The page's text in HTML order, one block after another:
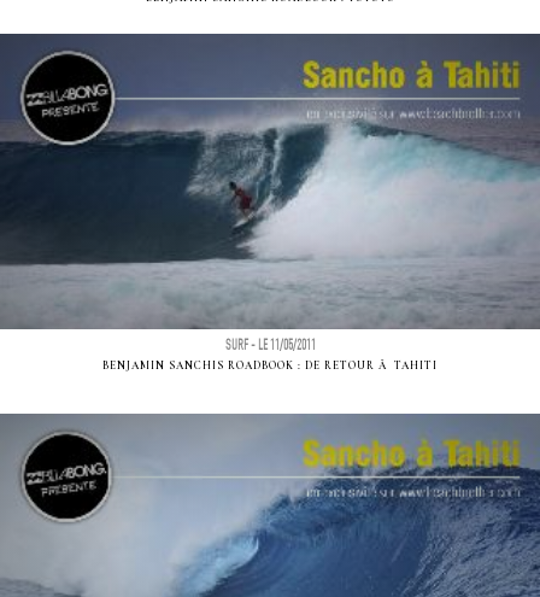
SURF - LE 11/05/2011
BENJAMIN SANCHIS ROADBOOK : DE RETOUR Ã TAHITI